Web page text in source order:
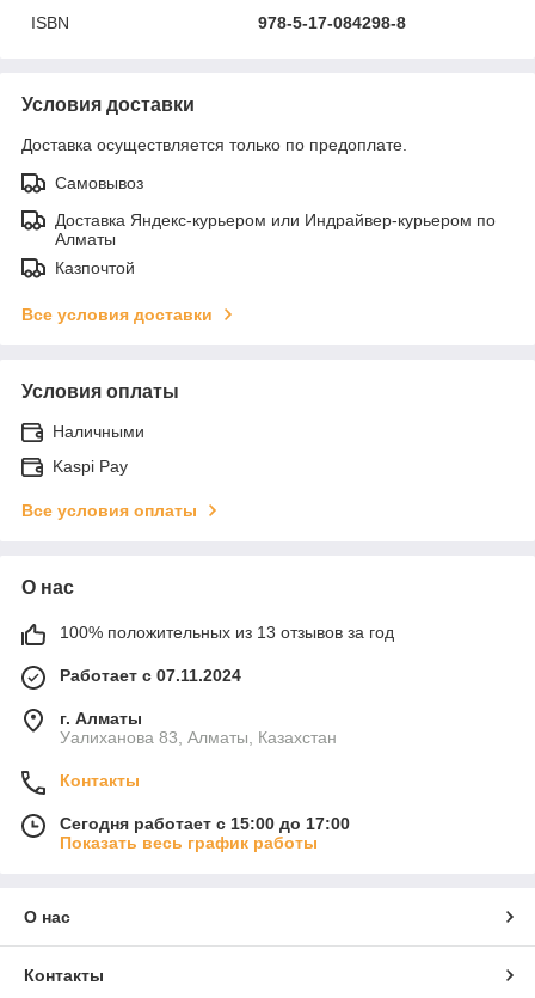
ISBN
978-5-17-084298-8
Условия доставки
Доставка осуществляется только по предоплате.
Самовывоз
Доставка Яндекс-курьером или Индрайвер-курьером по
Алматы
Казпочтой
Все условия доставки
Условия оплаты
Наличными
Kaspi Pay
Все условия оплаты
О нас
100% положительных из 13 отзывов за год
Работает с 07.11.2024
г. Алматы
Уалиханова 83, Алматы, Казахстан
Контакты
Сегодня работает с 15:00 до 17:00
Показать весь график работы
О нас
Контакты